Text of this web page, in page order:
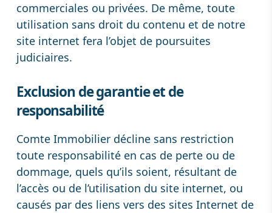
commerciales ou privées. De même, toute
utilisation sans droit du contenu et de notre
site internet fera l’objet de poursuites
judiciaires.
Exclusion de garantie et de
responsabilité
Comte Immobilier décline sans restriction
toute responsabilité en cas de perte ou de
dommage, quels qu’ils soient, résultant de
l’accès ou de l’utilisation du site internet, ou
causés par des liens vers des sites Internet de